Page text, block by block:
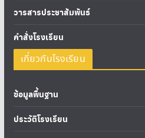
วารสารประชาสัมพันธ์
คำสั่งโรงเรียน
เกี่ยวกับโรงเรียน
ข้อมูลพื้นฐาน
ประวัติโรงเรียน